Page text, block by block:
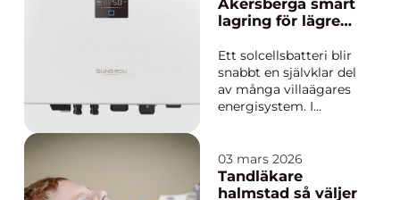
växer och tiden räcker
professionell
vitvaruservice nybro ...
Åkersberga smart
lagring för lägre
runt
Ett solcellsbatteri blir
snabbt en självklar del
av många villaägares
energisystem. I
elvärme och relativt
hög förbrukning, kan
ett batteri göra tydlig
03 mars 2026
Tandläkare
halmstad så väljer